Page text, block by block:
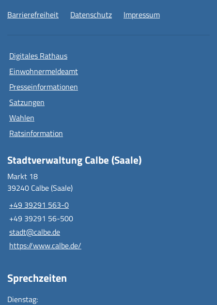
Barrierefreiheit Datenschutz Impressum
Digitales Rathaus
Einwohnermeldeamt
Presseinformationen
Satzungen
Wahlen
Ratsinformation
Stadtverwaltung Calbe (Saale)
Markt 18
39240 Calbe (Saale)
+49 39291 563-0
+49 39291 56-500
stadt@calbe.de
https://www.calbe.de/
Sprechzeiten
Dienstag: